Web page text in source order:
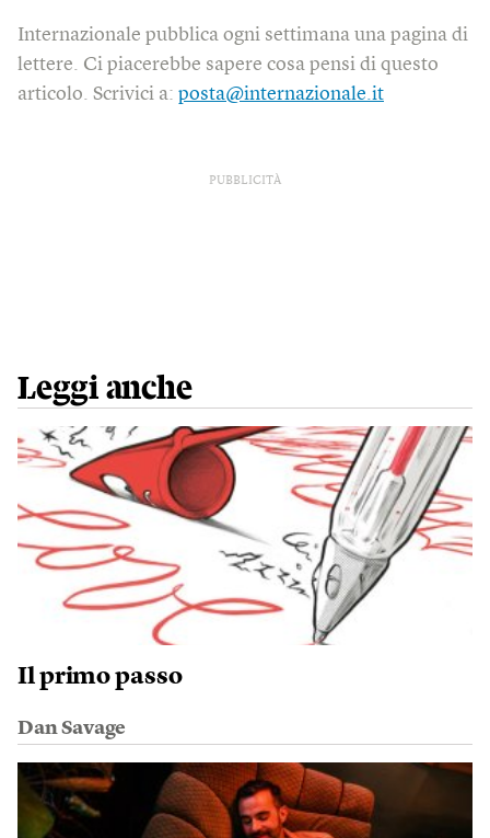
Internazionale pubblica ogni settimana una pagina di
lettere. Ci piacerebbe sapere cosa pensi di questo
articolo. Scrivici a: posta@internazionale.it
PUBBLICITÀ
Leggi anche
Il primo passo
Dan Savage